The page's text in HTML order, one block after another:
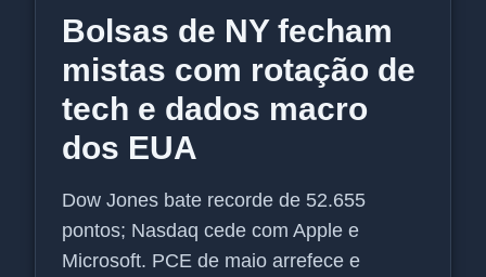
Bolsas de NY fecham
mistas com rotação de
tech e dados macro
dos EUA
Dow Jones bate recorde de 52.655
pontos; Nasdaq cede com Apple e
Microsoft. PCE de maio arrefece e